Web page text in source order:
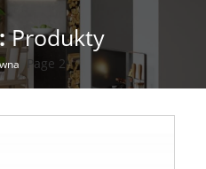
Produkty
Page 2